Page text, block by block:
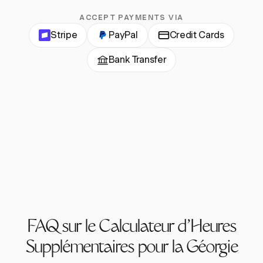
ACCEPT PAYMENTS VIA
Stripe PayPal Credit Cards
Bank Transfer
FAQ sur le Calculateur d'Heures
Supplémentaires pour la Géorgie